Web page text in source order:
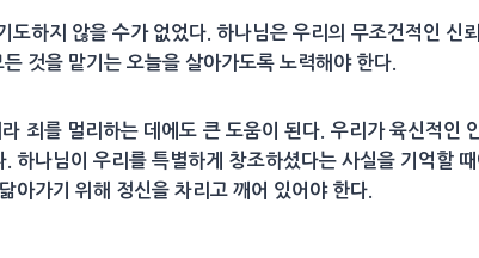
하지 않을 수가 없었다. 하나님은 우리의 무조건적인 신
것을 맡기는 오늘을 살아가도록 노력해야 한다.
죄를 멀리하는 데에도 큰 도움이 된다. 우리가 육신적인
하나님이 우리를 특별하게 창조하셨다는 사실을 기억할
아가기 위해 정신을 차리고 깨어 있어야 한다.